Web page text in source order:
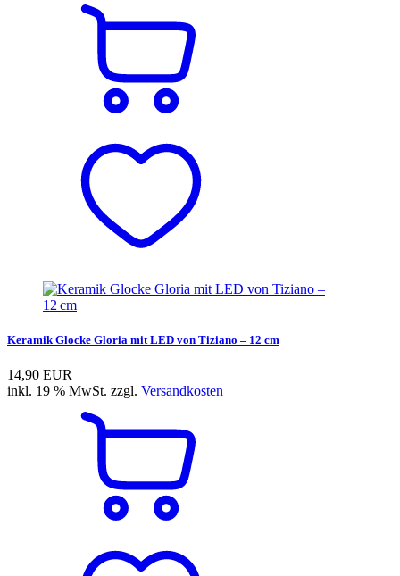
Keramik Glocke Gloria mit LED von Tiziano – 12 cm
14,90 EUR
inkl. 19 % MwSt. zzgl. Versandkosten